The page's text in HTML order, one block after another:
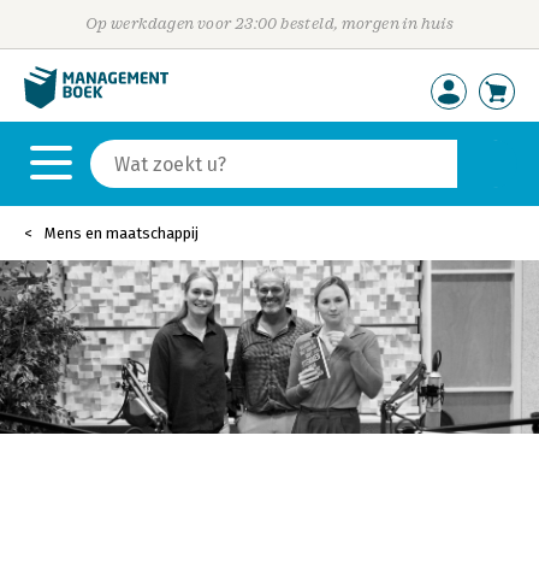
Op werkdagen voor 23:00 besteld, morgen in huis
Mens en maatschappij